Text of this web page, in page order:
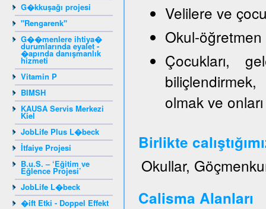
G�kkuşağı projesi
"Rengarenk"
G��menlere ihtiya�
durumlarında eyalet -
�apında danışmanlık
hizmeti
Vitamin P
BIMSH
KAUSA Servis Merkezi
Kiel
JobLife Plus L�beck
İtfaiye Projesi
B.u.S. – ‘Eğitim ve
Eğlence Projesi’
JobLife L�beck
�ift Etki - Doppel Effekt
Velilere ve
Okul-
Çocukları,
olmak ve
Birlikte
Okullar,
Calisma Alanları